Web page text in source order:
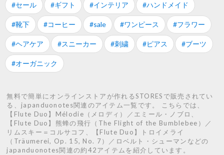
#セール #ギフト #インテリア #ハンドメイド
#靴下 #コーヒー #sale #ワンピース #フラワー
#ヘアケア #スニーカー #刺繍 #ピアス #ブーツ
#オーガニック
無料で簡単にオンラインストアが作れるSTORESで販売されてい
る、japanduonotes関連のアイテム一覧です。 こちらでは、
【Flute Duo】Mélodie（メロディ）／エミール・ノブロ、
【Flute Duo】熊蜂の飛行（The Flight of the Bumblebee）／
リムスキー＝コルサコフ、【Flute Duo】トロイメライ
（Träumerei, Op. 15, No. 7）／ロベルト・シューマンなどの
japanduonotes関連の約42アイテムを紹介しています。